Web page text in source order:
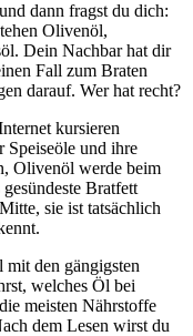
dann fragst du dich:
Olivenöl,
Dein Nachbar hat dir
Fall zum Braten
darauf. Wer hat recht?
kursieren
Speiseöle und ihre
Olivenöl werde beim
Bratfett
sie ist tatsächlich
den gängigsten
welches Öl bei
meisten Nährstoffe
dem Lesen wirst du